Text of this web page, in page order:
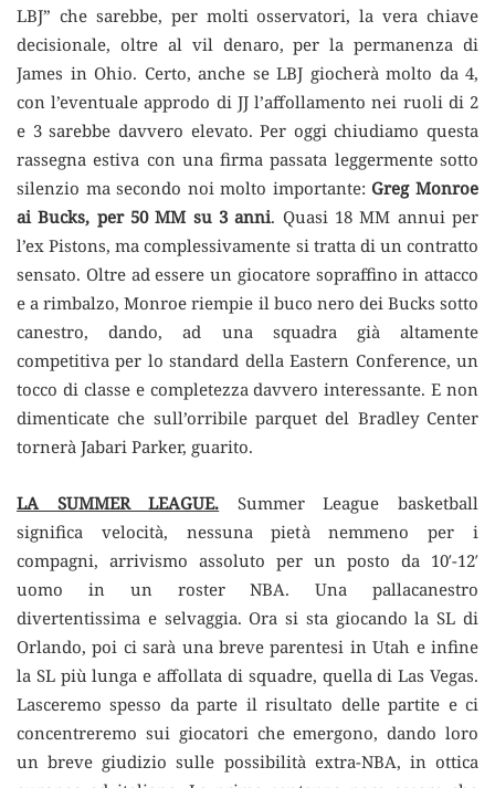
LBJ” che sarebbe, per molti osservatori, la vera chiave
decisionale, oltre al vil denaro, per la permanenza di
James in Ohio. Certo, anche se LBJ giocherà molto da 4,
con l’eventuale approdo di JJ l’affollamento nei ruoli di 2
e 3 sarebbe davvero elevato. Per oggi chiudiamo questa
rassegna estiva con una firma passata leggermente sotto
silenzio ma secondo noi molto importante:Greg Monroe
ai Bucks, per 50 MM su 3 anni. Quasi 18 MM annui per
l’ex Pistons, ma complessivamente si tratta di un contratto
sensato. Oltre ad essere un giocatore sopraffino in attacco
e a rimbalzo, Monroe riempie il buco nero dei Bucks sotto
canestro, dando, ad una squadra già altamente
competitiva per lo standard della Eastern Conference, un
tocco di classe e completezza davvero interessante. E non
dimenticate che sull’orribile parquet del Bradley Center
tornerà Jabari Parker, guarito.
LA SUMMER LEAGUE. Summer League basketball
significa velocità, nessuna pietà nemmeno per i
compagni, arrivismo assoluto per un posto da 10′-12′
uomo in un roster NBA. Una pallacanestro
divertentissima e selvaggia. Ora si sta giocando la SL di
Orlando, poi ci sarà una breve parentesi in Utah e infine
la SL più lunga e affollata di squadre, quella di Las Vegas.
Lasceremo spesso da parte il risultato delle partite e ci
concentreremo sui giocatori che emergono, dando loro
un breve giudizio sulle possibilità extra-NBA, in ottica